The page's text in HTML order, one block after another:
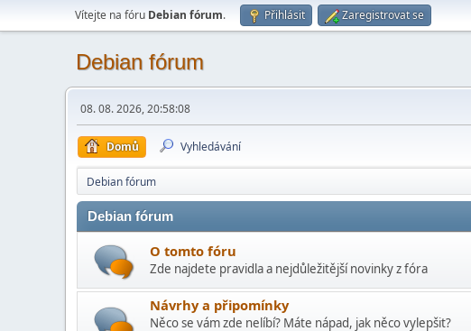
Vítejte na fóru Debian fórum. Přihlásit Zaregistrovat se
Debian fórum
08. 08. 2026, 20:58:08
Domů Vyhledávání
Debian fórum
Debian fórum
O tomto fóru
Zde najdete pravidla a nejdůležitější novinky z fóra
Návrhy a připomínky
Něco se vám zde nelíbí? Máte nápad, jak něco vylepšit?